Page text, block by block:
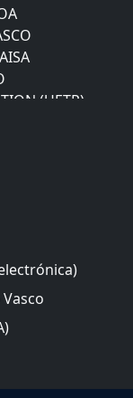
(UETR)
GIPUZKOA